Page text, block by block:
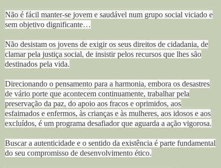
Não é fácil manter-se jovem e saudável num grupo social viciado e
sem objetivo dignificante…
Não desistam os jovens de exigir os seus direitos de cidadania, de
clamar pela justiça social, de insistir pelos recursos que lhes são
destinados pela vida.
Direcionando o pensamento para a harmonia, embora os desastres
de vário porte que acontecem continuamente, trabalhar pela
preservação da paz, do apoio aos fracos e oprimidos, aos
esfaimados e enfermos, às crianças e às mulheres, aos idosos e aos
excluídos, é um programa desafiador que aguarda a ação vigorosa.
Buscar a autenticidade e o sentido da existência é parte fundamental
do seu compromisso de desenvolvimento ético.